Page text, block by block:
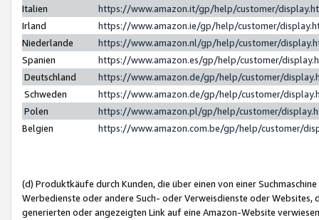
Italien
https://www.amazon.it/gp/help/customer/
Irland
https://www.amazon.ie/gp/help/customer/
Niederlande
https://www.amazon.nl/gp/help/customer/
Spanien
https://www.amazon.es/gp/help/customer/
Deutschland
https://www.amazon.de/gp/help/customer/
Schweden
https://www.amazon.de/gp/help/customer/
Polen
https://www.amazon.pl/gp/help/customer/
Belgien
https://www.amazon.com.be/gp/help/customer/
(d) Produktkäufe durch Kunden, die über einen von einer
Werbedienste oder andere Such- oder Verweisdienste oder Websites,
generierten oder angezeigten Link auf eine Amazon-Website